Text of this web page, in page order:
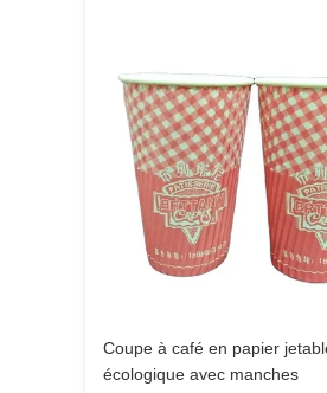
Coupe à café en papier
écologique avec manches